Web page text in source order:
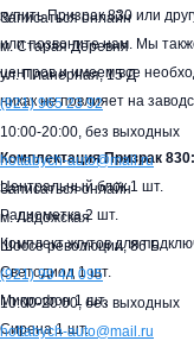
купить Призрак 830 или
или позвоните нам. Мы
центров и имеем все
никак не повлияет на
Комплектация Призрак 830:
Центральный блок 1 шт.
Радиометка 2 шт.
Комплект жгутов для
Светодиод 1 шт.
Микрофон 1 шт.
Сирена 1 шт.
Записаться онлайн
м. Старая Деревня
ул. Планерная, 15 Д
(921)965 23 92
10:00-20:00, без выходных
hottabych-auto@mail.ru
Записаться онлайн
м. Ладожская
Шоссе революции, 86 Б
(921)99 44 095
10:00-20:00, без выходных
hottabych-auto@mail.ru